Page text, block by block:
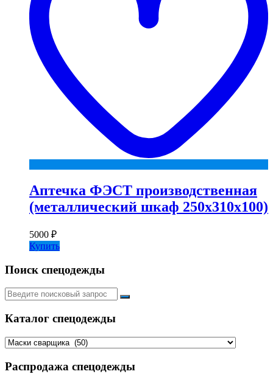
Аптечка ФЭСТ производственная
(металлический шкаф 250х310х100)
5000 ₽
Купить
Поиск спецодежды
Искать:
Каталог спецодежды
Распродажа спецодежды